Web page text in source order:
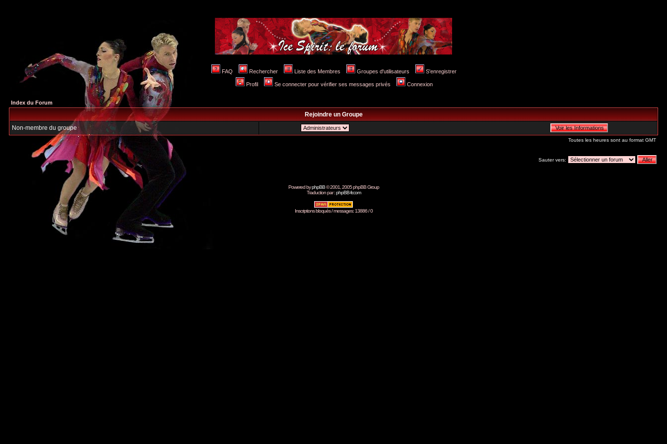
FAQ Rechercher Liste des Membres Groupes d'utilisateurs S'enregistrer
Profil Se connecter pour vérifier ses messages privés Connexion
Index du Forum
Rejoindre un Groupe
Non-membre du groupe
Toutes les heures sont au format GMT
Sauter vers:
Powered byphpBB© 2001, 2005 phpBB Group
Traduction par :phpBB-fr.com
Inscriptions bloqués / messages: 13886 / 0